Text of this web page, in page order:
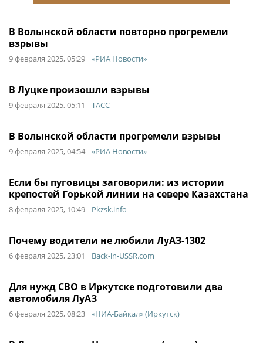
В Волынской области повторно прогремели
взрывы
9 февраля 2025, 05:29 «РИА Новости»
В Луцке произошли взрывы
9 февраля 2025, 05:11 ТАСС
В Волынской области прогремели взрывы
9 февраля 2025, 04:54 «РИА Новости»
Если бы пуговицы заговорили: из истории
крепостей Горькой линии на севере Казахстана
8 февраля 2025, 10:49 Pkzsk.info
Почему водители не любили ЛуАЗ-1302
6 февраля 2025, 23:01 Back-in-USSR.com
Для нужд СВО в Иркутске подготовили два
автомобиля ЛуАЗ
6 февраля 2025, 08:23 «НИА-Байкал» (Иркутск)